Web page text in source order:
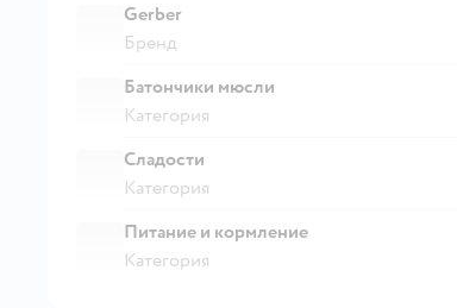
Gerber
Бренд
Батончики мюсли
Категория
Сладости
Категория
Питание и кормление
Категория